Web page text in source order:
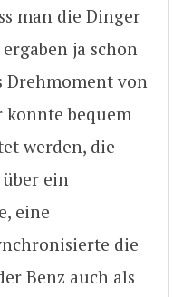
man die Dinger
ja schon
Drehmoment von
konnte bequem
werden, die
ein
eine
die
Benz auch als